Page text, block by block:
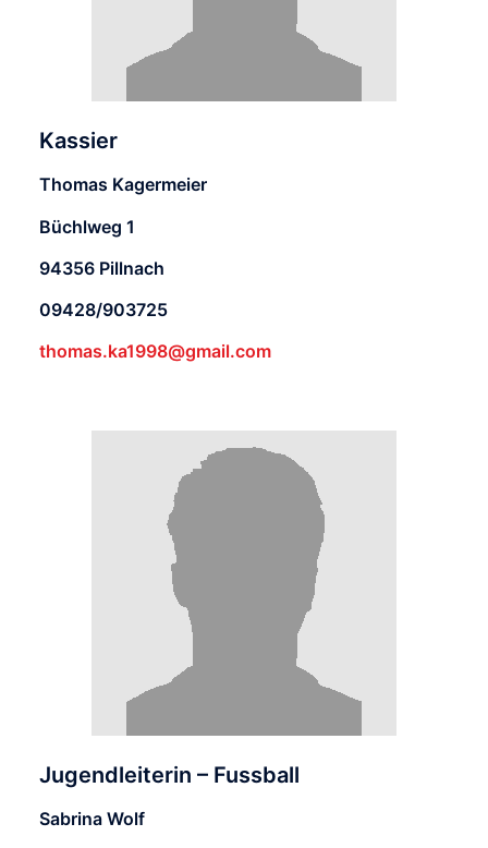
Kassier
Thomas Kagermeier
Büchlweg 1
94356 Pillnach
09428/903725
thomas.ka1998@gmail.com
Jugendleiterin – Fussball
Sabrina Wolf